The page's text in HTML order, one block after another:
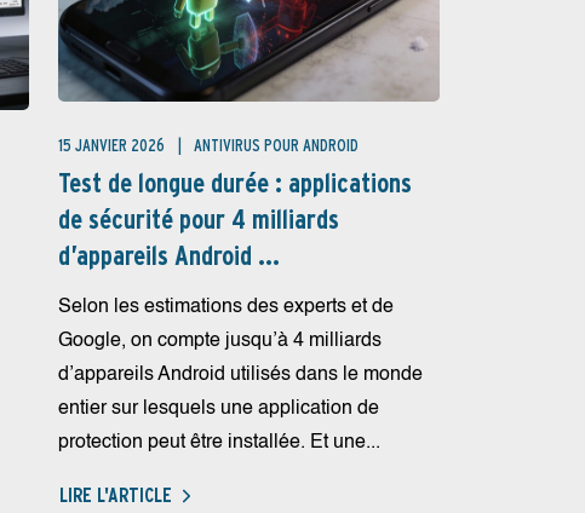
15 JANVIER 2026 ANTIVIRUS POUR ANDROID
Test de longue durée : applications
de sécurité pour 4 milliards
d’appareils Android ...
Selon les estimations des experts et de
Google, on compte jusqu’à 4 milliards
d’appareils Android utilisés dans le monde
entier sur lesquels une application de
protection peut être installée. Et une...
LIRE L'ARTICLE